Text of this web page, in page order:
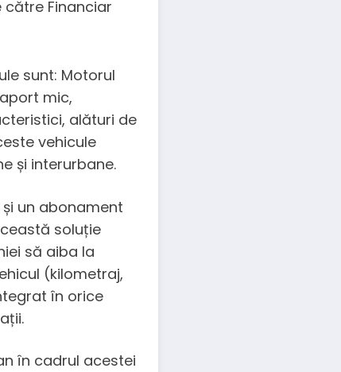
sunt: Motorul
mic,
alături de
vehicule
și interurbane.
un abonament
soluție
să aiba la
(kilometraj,
în orice
în cadrul acestei